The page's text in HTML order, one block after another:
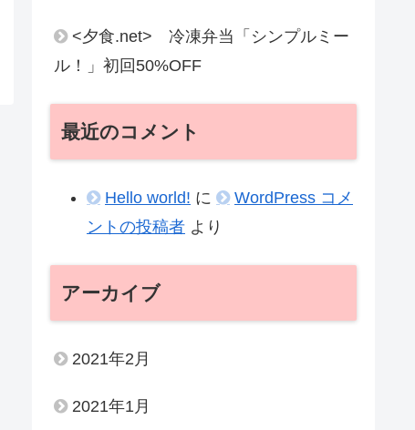
<夕食.net> 冷凍弁当「シンプルミー
ル！」初回50%OFF
最近のコメント
Hello world! に
WordPress コメ
ントの投稿者 より
アーカイブ
2021年2月
2021年1月